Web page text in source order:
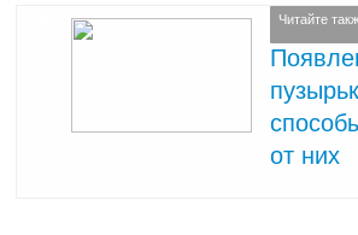
Читайте
от них